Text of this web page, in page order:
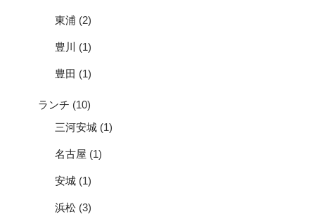
東浦 (2)
豊川 (1)
豊田 (1)
ランチ (10)
三河安城 (1)
名古屋 (1)
安城 (1)
浜松 (3)